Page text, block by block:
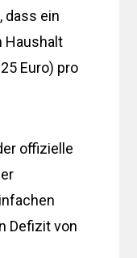
dass ein
Haushalt
Euro) pro
offizielle
Defizit von